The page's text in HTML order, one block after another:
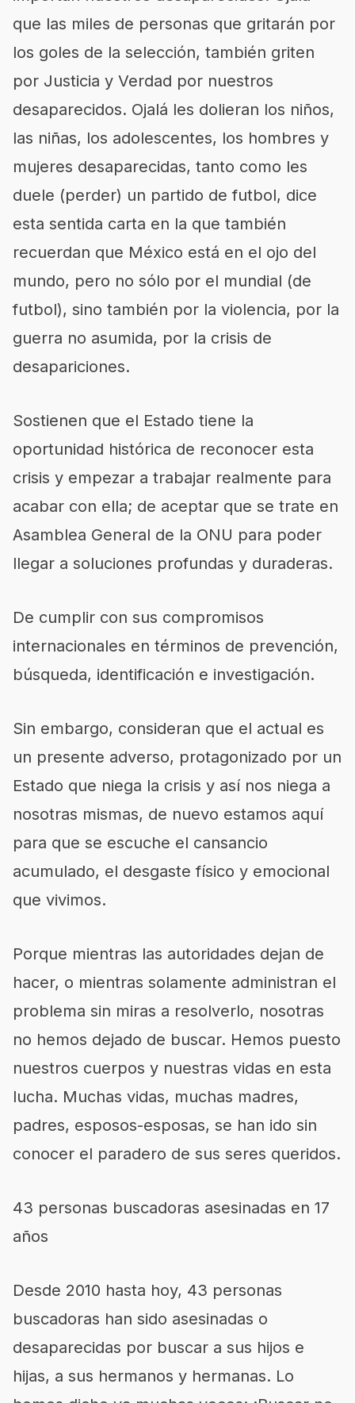
que las miles de personas que gritarán por
los goles de la selección, también griten
por Justicia y Verdad por nuestros
desaparecidos. Ojalá les dolieran los niños,
las niñas, los adolescentes, los hombres y
mujeres desaparecidas, tanto como les
duele (perder) un partido de futbol, dice
esta sentida carta en la que también
recuerdan que México está en el ojo del
mundo, pero no sólo por el mundial (de
futbol), sino también por la violencia, por la
guerra no asumida, por la crisis de
desapariciones.
Sostienen que el Estado tiene la
oportunidad histórica de reconocer esta
crisis y empezar a trabajar realmente para
acabar con ella; de aceptar que se trate en
Asamblea General de la ONU para poder
llegar a soluciones profundas y duraderas.
De cumplir con sus compromisos
internacionales en términos de prevención,
búsqueda, identificación e investigación.
Sin embargo, consideran que el actual es
un presente adverso, protagonizado por un
Estado que niega la crisis y así nos niega a
nosotras mismas, de nuevo estamos aquí
para que se escuche el cansancio
acumulado, el desgaste físico y emocional
que vivimos.
Porque mientras las autoridades dejan de
hacer, o mientras solamente administran el
problema sin miras a resolverlo, nosotras
no hemos dejado de buscar. Hemos puesto
nuestros cuerpos y nuestras vidas en esta
lucha. Muchas vidas, muchas madres,
padres, esposos-esposas, se han ido sin
conocer el paradero de sus seres queridos.
43 personas buscadoras asesinadas en 17
años
Desde 2010 hasta hoy, 43 personas
buscadoras han sido asesinadas o
desaparecidas por buscar a sus hijos e
hijas, a sus hermanos y hermanas. Lo